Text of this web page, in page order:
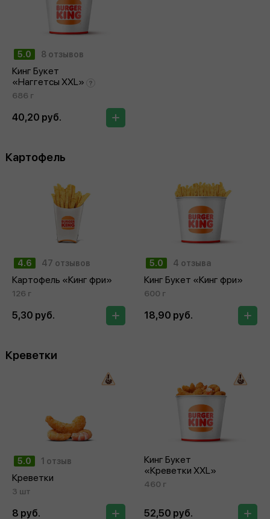
5.0 8 отзывов
Кинг Букет
«Наггетсы XXL»
686 г
40,20 руб.
Картофель
4.6 47 отзывов
Картофель «Кинг фри»
126 г
5,30 руб.
5.0 4 отзыва
Кинг Букет «Кинг фри»
600 г
18,90 руб.
Креветки
5.0 1 отзыв
Креветки
3 шт
8 руб.
Кинг Букет
«Креветки XXL»
460 г
52,50 руб.